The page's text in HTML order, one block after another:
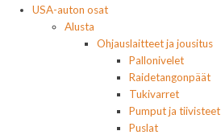
USA-auton osat
Alusta
Ohjauslaitteet ja jousitus
Pallonivelet
Raidetangonpäät
Tukivarret
Pumput ja tiivisteet
Puslat